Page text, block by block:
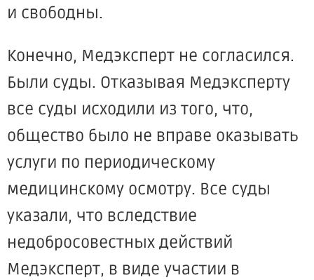
и свободны.
Конечно, Медэксперт не согласился.
Были суды. Отказывая Медэксперту
все суды исходили из того, что,
общество было не вправе оказывать
услуги по периодическому
медицинскому осмотру. Все суды
указали, что вследствие
недобросовестных действий
Медэксперт, в виде участии в